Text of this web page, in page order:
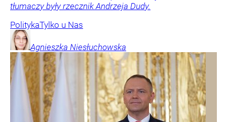
tłumaczy były rzecznik Andrzeja Dudy.
PolitykaTylko u Nas
Agnieszka Niesłuchowska